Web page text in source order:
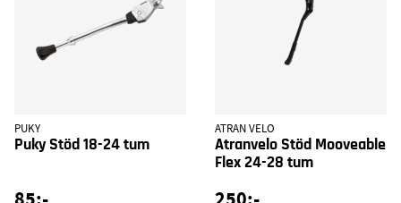
PUKY
Puky Stöd 18-24 tum
ATRAN VELO
Atranvelo Stöd Mooveable
Flex 24-28 tum